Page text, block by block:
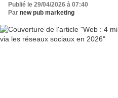
Publié le 29/04/2026 à 07:40
Par new pub marketing